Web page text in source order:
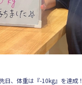
日、体重は『-10kg』を達成！